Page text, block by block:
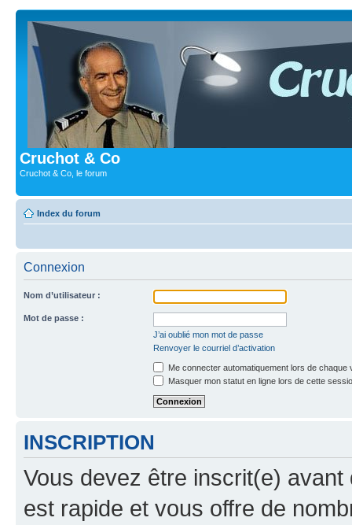
Cruchot & Co
Cruchot & Co, le forum
Index du forum
Connexion
Nom d’utilisateur :
Mot de passe :
J’ai oublié mon mot de passe
Renvoyer le courriel d’activation
Me connecter automatiquement lors de chaque
Masquer mon statut en ligne lors de cette
INSCRIPTION
Vous devez être inscrit(e) avant
est rapide et vous offre de